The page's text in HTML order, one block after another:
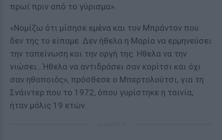
πρωί πριν από το γύρισμα».
«Νομίζω ότι μίσησε εμένα και τον Μπράντον που
δεν της το είπαμε. Δεν ήθελα η Μαρία να ερμηνεύσει
την ταπείνωση και την οργή της. Ηθελα να την
νιώσει...Ήθελα να αντιδράσει σαν κορίτσι και όχι
σαν ηθοποιός», πρόσθεσε ο Μπερτολούτσι, για τη
Σνάιντερ που το 1972, όπου γυρίστηκε η ταινία,
ήταν μόλις 19 ετών.